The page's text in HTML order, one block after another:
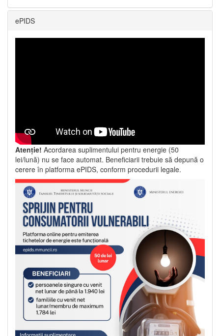
ePIDS
Atenție! Acordarea suplimentului pentru energie (50
lei/lună) nu se face automat. Beneficiarii trebuie să depună o
cerere în platforma ePIDS, conform procedurii legale.